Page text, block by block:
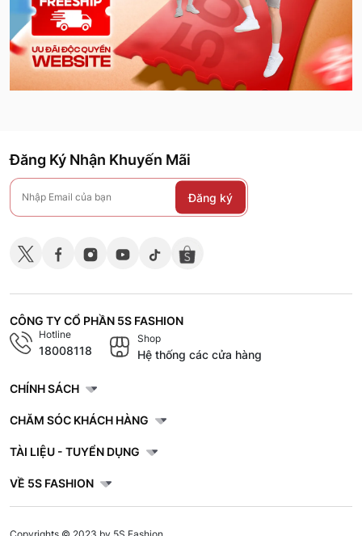
Đăng Ký Nhận Khuyến Mãi
Đăng ký
CÔNG TY CỔ PHẦN 5S FASHION
Hotline
18008118
Shop
Hệ thống các cửa hàng
CHÍNH SÁCH
CHĂM SÓC KHÁCH HÀNG
TÀI LIỆU - TUYỂN DỤNG
VỀ 5S FASHION